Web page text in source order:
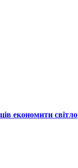
економити світло